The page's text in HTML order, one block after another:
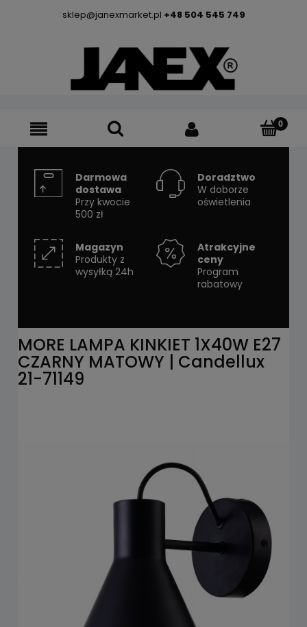
sklep@janexmarket.pl +48 504 545 749
Darmowa
dostawa
Przy kwocie
500 zł
Doradztwo
W doborze
oświetlenia
Magazyn
Produkty z
wysyłką 24h
Atrakcyjne
ceny
Program
rabatowy
MORE LAMPA KINKIET 1X40W E27
CZARNY MATOWY | Candellux
21-71149